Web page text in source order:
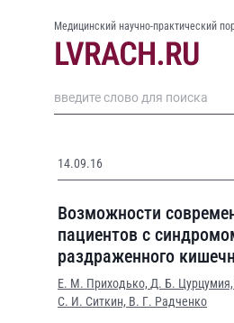
Медицинский научно-практический
14.09.16
Возможности
пациентов с
раздраженного
Е. М. Приходько, Д. Б. Цурцумия,
С. И. Ситкин, В. Г. Радченко